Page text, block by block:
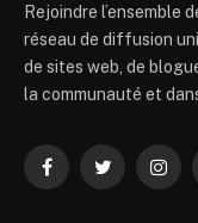
Rejoindre l’ensemble
réseau de diffusion
de sites web, de
la communauté et
FacebookTwitter